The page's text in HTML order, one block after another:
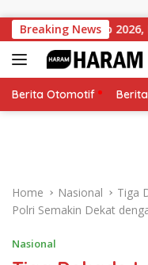
Breaking News
Kapolri Cup 2026,
Berita Otomotif
Home Nasional
Tiga
Polri Semakin Dekat
Nasional